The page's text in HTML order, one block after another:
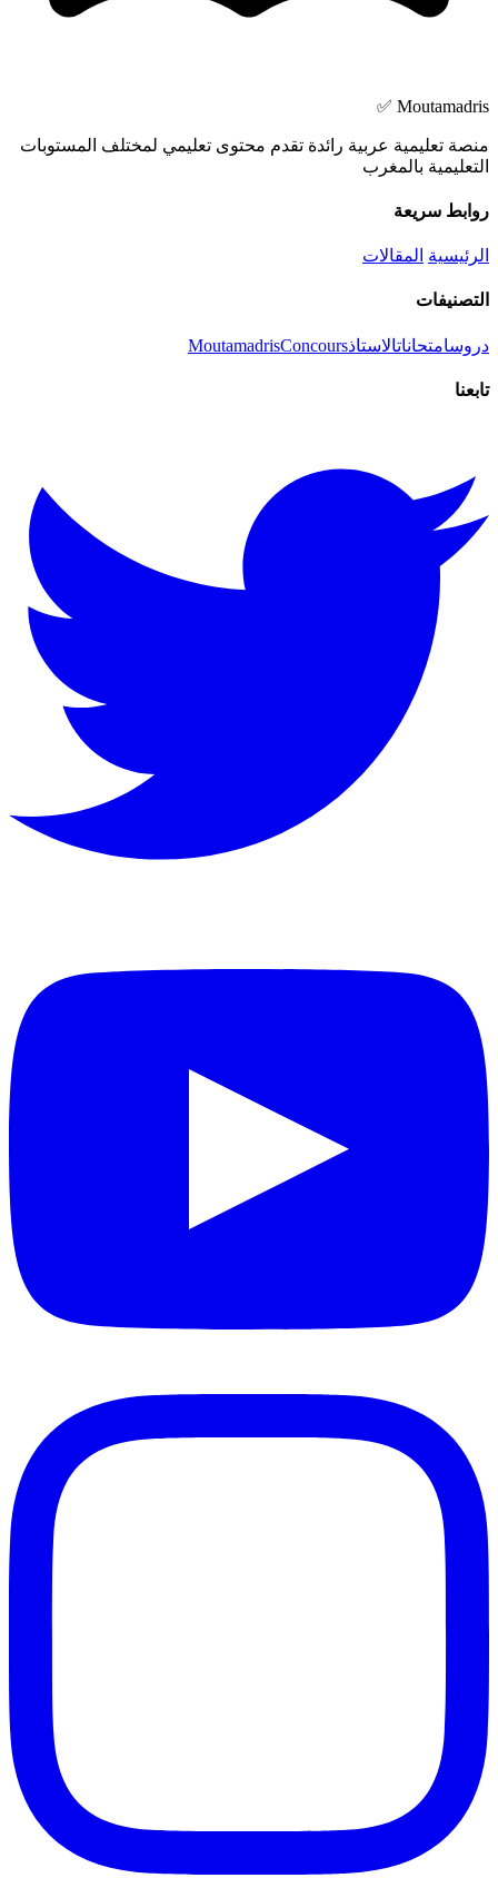
Moutamadris ✅
منصة تعليمية عربية رائدة تقدم محتوى تعليمي لمختلف المستوبات
التعليمية بالمغرب
روابط سريعة
الرئيسية المقالات
التصنيفات
دروسامتحاناتالاستاذ MoutamadrisConcours
تابعنا